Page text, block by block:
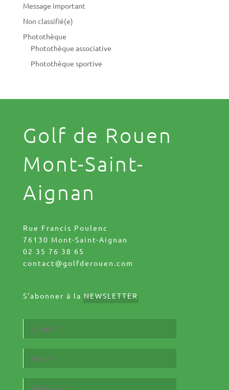
Message important
Non classifié(e)
Photothèque
Photothèque associative
Photothèque sportive
Golf de Rouen
Mont-Saint-
Aignan
Rue Francis Poulenc
76130 Mont-Saint-Aignan
02 35 76 38 65
contact@golfderouen.com
S'abonner à la NEWSLETTER